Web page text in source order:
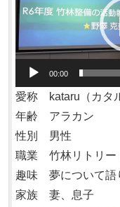
00:00
愛称 kataru（カタ
年齢 アラカン
性別 男性
職業 竹林リトリー
趣味 夢について語
家族 妻、息子